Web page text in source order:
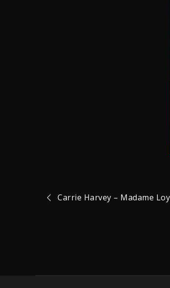
Navigation
Carrie Harvey – Madame